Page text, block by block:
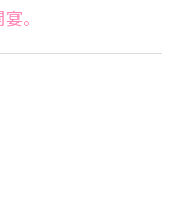
。